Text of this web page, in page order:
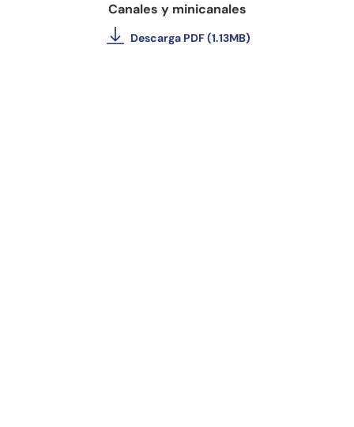
Canales y minicanales
Descarga PDF (1.13MB)